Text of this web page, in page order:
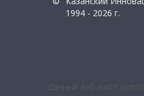
1994 - 2026 г.
Данный веб-сайт